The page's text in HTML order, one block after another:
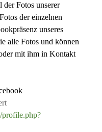
Fotos unserer
der einzelnen
unseres
alle Fotos und können
mit ihm in Kontakt